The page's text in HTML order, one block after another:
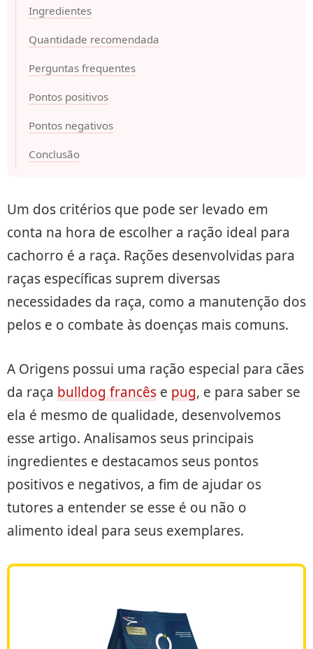
Ingredientes
Quantidade recomendada
Perguntas frequentes
Pontos positivos
Pontos negativos
Conclusão
Um dos critérios que pode ser levado em
conta na hora de escolher a ração ideal para
cachorro é a raça. Rações desenvolvidas para
raças específicas suprem diversas
necessidades da raça, como a manutenção dos
pelos e o combate às doenças mais comuns.
A Origens possui uma ração especial para cães
da raça bulldog francês e pug, e para saber se
ela é mesmo de qualidade, desenvolvemos
esse artigo. Analisamos seus principais
ingredientes e destacamos seus pontos
positivos e negativos, a fim de ajudar os
tutores a entender se esse é ou não o
alimento ideal para seus exemplares.